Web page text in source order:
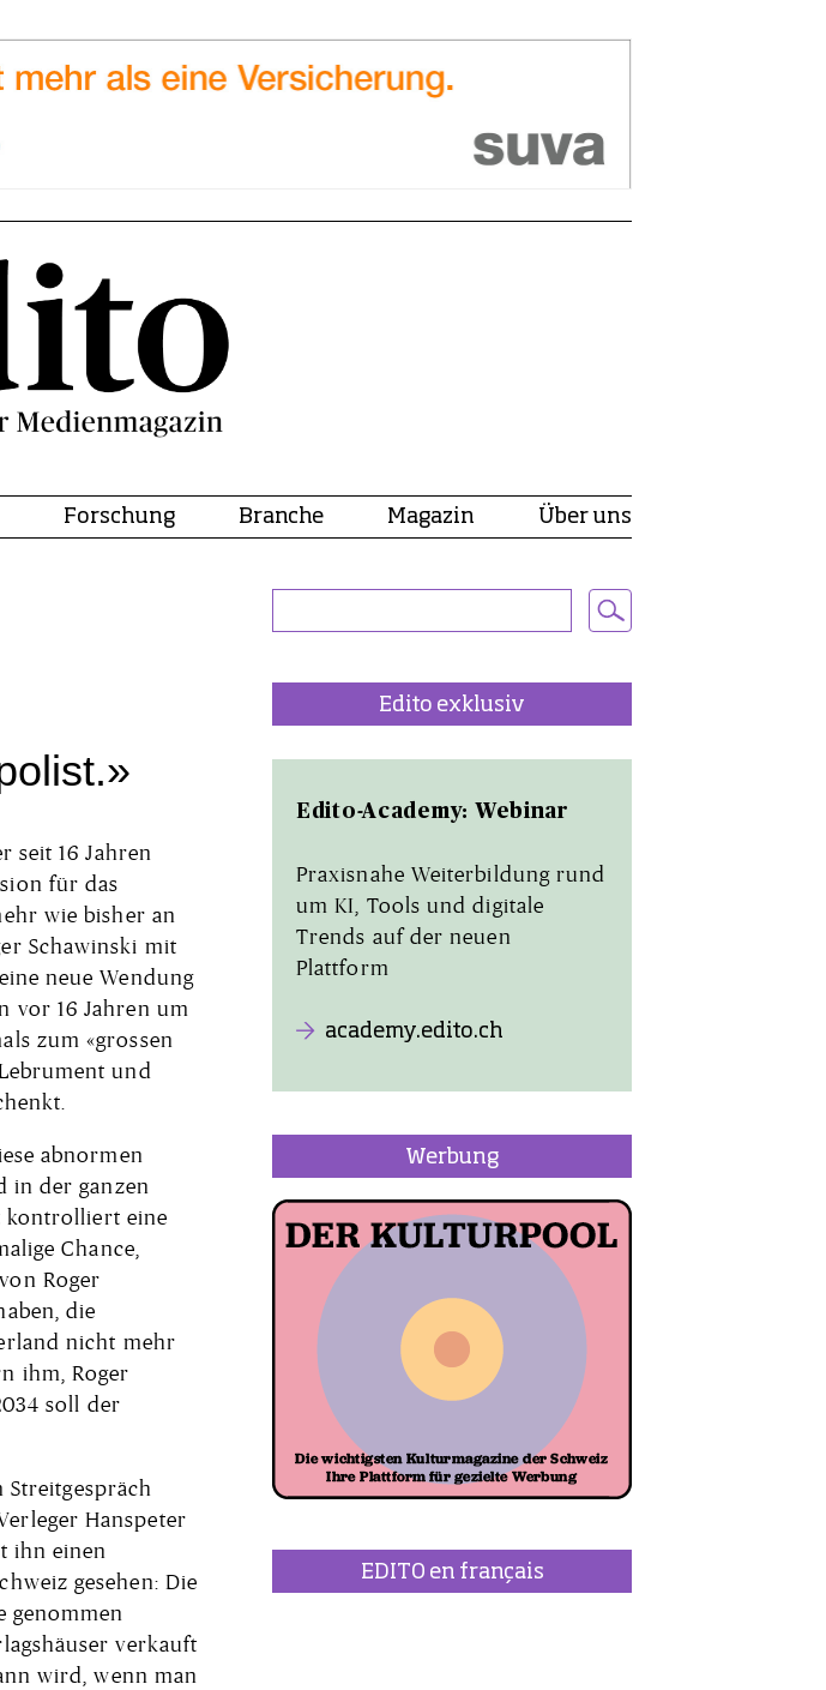
Forschung Branche Magazin Über uns
seit 16 Jahren
für das
wie bisher an
Schawinski mit
neue Wendung
vor 16 Jahren um
zum «grossen
und
abnormen
in der ganzen
kontrolliert eine
Chance,
Roger
die
nicht mehr
ihm, Roger
soll der
Streitgespräch
Hanspeter
ihn einen
gesehen: Die
genommen
verkauft
wird, wenn man
Edito exklusiv
Edito-Academy: Webinar
Praxisnahe Weiterbildung rund
um KI, Tools und digitale
Trends auf der neuen
Plattform
academy.edito.ch
Werbung
EDITO en français